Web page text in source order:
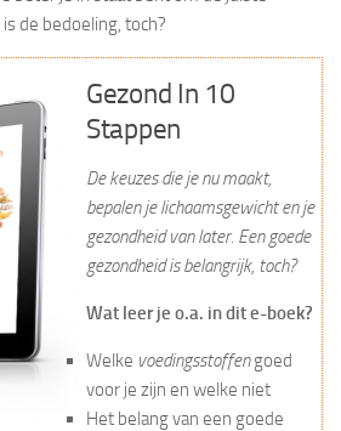
de bedoeling, toch?
Gezond In 10
Stappen
De keuzes die je nu maakt,
bepalen je lichaamsgewicht en je
gezondheid van later. Een goede
gezondheid is belangrijk, toch?
Wat leer je o.a. in dit e-boek?
Welke voedingsstoffengoed
voor je zijn en welke niet
Het belang van een goede